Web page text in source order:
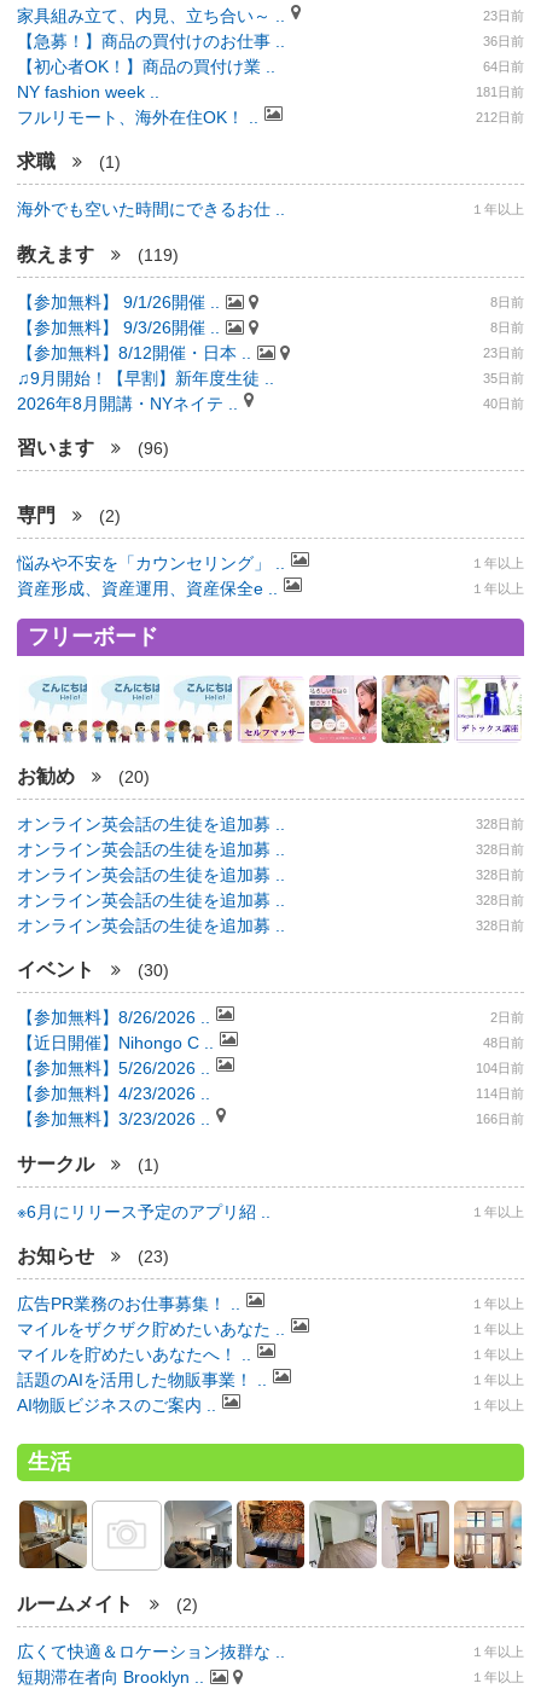
家具組み立て、内見、立ち合い～ .. 23日前
【急募！】商品の買付けのお仕事 .. 36日前
【初心者OK！】商品の買付け業 .. 64日前
NY fashion week .. 181日前
フルリモート、海外在住OK！ .. 212日前
求職 (1)
海外でも空いた時間にできるお仕 .. １年以上
教えます (119)
【参加無料】 9/1/26開催 .. 8日前
【参加無料】 9/3/26開催 .. 8日前
【参加無料】8/12開催・日本 .. 23日前
♫9月開始！【早割】新年度生徒 .. 35日前
2026年8月開講・NYネイテ .. 40日前
習います (96)
専門 (2)
悩みや不安を「カウンセリング」 .. １年以上
資産形成、資産運用、資産保全e .. １年以上
フリーボード
お勧め (20)
オンライン英会話の生徒を追加募 .. 328日前
オンライン英会話の生徒を追加募 .. 328日前
オンライン英会話の生徒を追加募 .. 328日前
オンライン英会話の生徒を追加募 .. 328日前
オンライン英会話の生徒を追加募 .. 328日前
イベント (30)
【参加無料】8/26/2026 .. 2日前
【近日開催】Nihongo C .. 48日前
【参加無料】5/26/2026 .. 104日前
【参加無料】4/23/2026 .. 114日前
【参加無料】3/23/2026 .. 166日前
サークル (1)
※6月にリリース予定のアプリ紹 .. １年以上
お知らせ (23)
広告PR業務のお仕事募集！ .. １年以上
マイルをザクザク貯めたいあなた .. １年以上
マイルを貯めたいあなたへ！ .. １年以上
話題のAIを活用した物販事業！ .. １年以上
AI物販ビジネスのご案内 .. １年以上
生活
ルームメイト (2)
広くて快適＆ロケーション抜群な .. １年以上
短期滞在者向 Brooklyn .. １年以上